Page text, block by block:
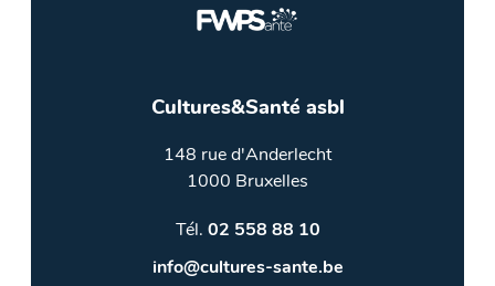
Cultures&Santé asbl
148 rue d'Anderlecht
1000 Bruxelles
Tél. 02 558 88 10
info@cultures-sante.be